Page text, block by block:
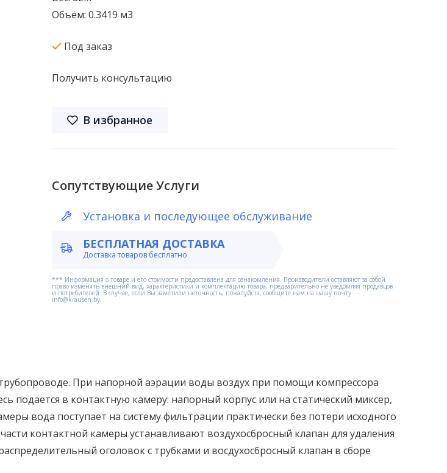
Объём: 0.3419 м3
Под заказ
Получить консультацию
В избранное
Сопутствующие Услуги
Установка и последующее обслуживание
БЕСПЛАТНАЯ ДОСТАВКА
Доставка товаров бесплатно
*** Информация о товаре и его стоимости предоставлена для ознакомления. Производители оставляют за собой
право изменять внешний вид, характеристики и комплектацию товара, предварительно не уведомляя продавцов
и потребителей. В случае, если Вы заметили неточность, пожалуйста, сообщите нам на нашу почту
info@krausen.by.
При напорной аэрации воды воздух при помощи компрессора
подается в контактную камеру: напорный корпус или на статический миксер,
вода поступает на систему фильтрации практически без потери исходного
контактной камеры устанавливают воздухосбросный клапан для удаления
оголовок с трубками и восдухосбросный клапан в сборе